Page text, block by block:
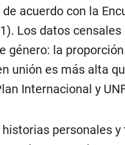
acuerdo con la
Los datos
género: la
unión es más alta
Internacional y
personales